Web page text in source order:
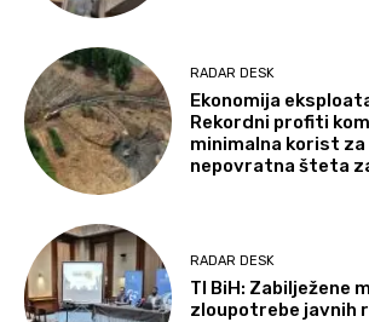
RADAR DESK
Ekonomija
Rekordni profiti
minimalna korist za
nepovratna šteta
RADAR DESK
TI BiH: Zabilježene
zloupotrebe javnih